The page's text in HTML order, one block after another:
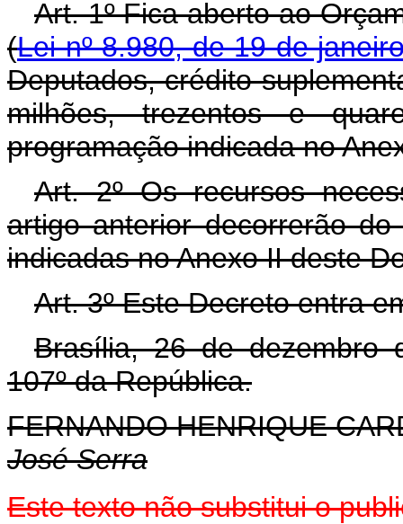
Art. 1º Fica aberto ao
(Lei nº 8.980, de 19 de
Deputados, crédito
milhões, trezentos e
programação indicada no
Art. 2º Os recursos
artigo anterior decorrerão
indicadas no Anexo II deste
Art. 3º Este Decreto entra
Brasília, 26 de dezembro
107º da República.
FERNANDO HENRIQUE
José Serra
Este texto não substitui o